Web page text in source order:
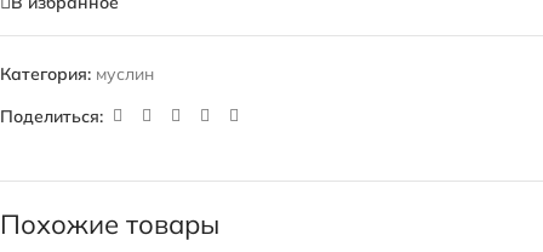
Категория: муслин
Поделиться:
Похожие товары